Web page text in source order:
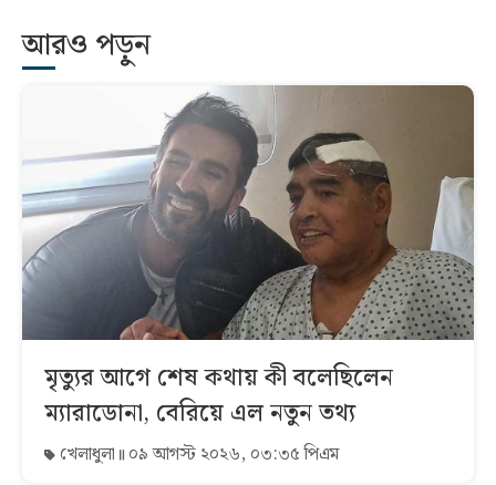
আরও পড়ুন
মৃত্যুর আগে শেষ কথায় কী বলেছিলেন
ম্যারাডোনা, বেরিয়ে এল নতুন তথ্য
খেলাধুলা ০৯ আগস্ট ২০২৬, ০৩:৩৫ পিএম